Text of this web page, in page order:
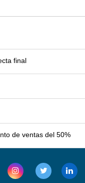
final
de ventas del 50%